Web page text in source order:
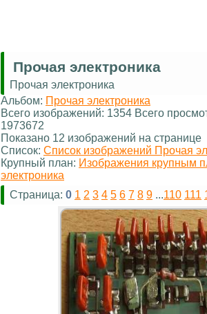
Прочая электроника
Прочая электроника
Альбом: Прочая электроника
Всего изображений: 1354 Всего
1973672
Показано 12 изображений на странице
Список: Список изображений Прочая
Крупный план: Изображения крупным
электроника
Страница: 0 1 2 3 4 5 6 7 8 9 ...110 111